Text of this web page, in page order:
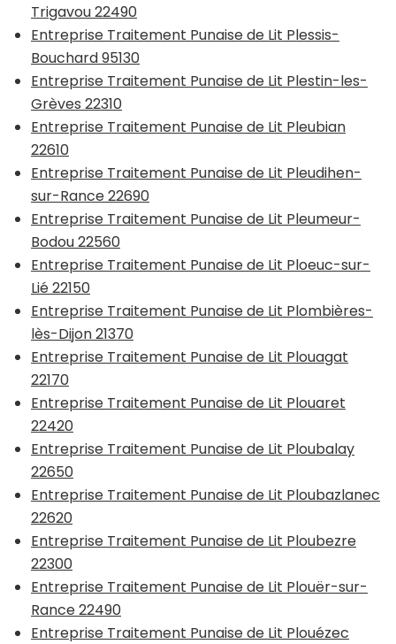
Trigavou 22490
Entreprise Traitement Punaise de Lit Plessis-
Bouchard 95130
Entreprise Traitement Punaise de Lit Plestin-les-
Grèves 22310
Entreprise Traitement Punaise de Lit Pleubian
22610
Entreprise Traitement Punaise de Lit Pleudihen-
sur-Rance 22690
Entreprise Traitement Punaise de Lit Pleumeur-
Bodou 22560
Entreprise Traitement Punaise de Lit Ploeuc-sur-
Lié 22150
Entreprise Traitement Punaise de Lit Plombières-
lès-Dijon 21370
Entreprise Traitement Punaise de Lit Plouagat
22170
Entreprise Traitement Punaise de Lit Plouaret
22420
Entreprise Traitement Punaise de Lit Ploubalay
22650
Entreprise Traitement Punaise de Lit Ploubazlanec
22620
Entreprise Traitement Punaise de Lit Ploubezre
22300
Entreprise Traitement Punaise de Lit Plouër-sur-
Rance 22490
Entreprise Traitement Punaise de Lit Plouézec